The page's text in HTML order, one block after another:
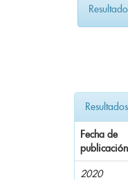
Fecha de
publicación
2020